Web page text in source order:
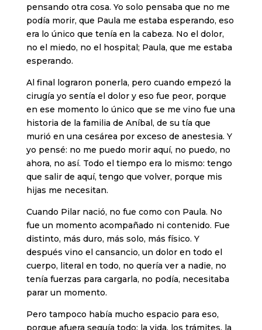
pensando otra cosa. Yo solo pensaba que no me
podía morir, que Paula me estaba esperando, eso
era lo único que tenía en la cabeza. No el dolor,
no el miedo, no el hospital; Paula, que me estaba
esperando.
Al final lograron ponerla, pero cuando empezó la
cirugía yo sentía el dolor y eso fue peor, porque
en ese momento lo único que se me vino fue una
historia de la familia de Aníbal, de su tía que
murió en una cesárea por exceso de anestesia. Y
yo pensé: no me puedo morir aquí, no puedo, no
ahora, no así. Todo el tiempo era lo mismo: tengo
que salir de aquí, tengo que volver, porque mis
hijas me necesitan.
Cuando Pilar nació, no fue como con Paula. No
fue un momento acompañado ni contenido. Fue
distinto, más duro, más solo, más físico. Y
después vino el cansancio, un dolor en todo el
cuerpo, literal en todo, no quería ver a nadie, no
tenía fuerzas para cargarla, no podía, necesitaba
parar un momento.
Pero tampoco había mucho espacio para eso,
porque afuera seguía todo: la vida, los trámites, la